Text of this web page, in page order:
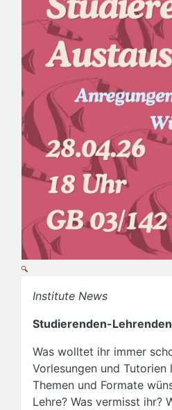
Institute News
Studierenden-
Was wolltet ihr immer
Vorlesungen und Tutorien
Themen und Formate
Lehre? Was vermisst ihr?